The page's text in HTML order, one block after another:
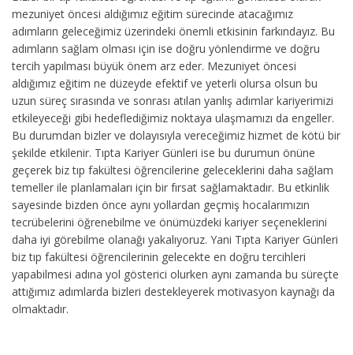
mezuniyet öncesi aldığımız eğitim sürecinde atacağımız
adımların geleceğimiz üzerindeki önemli etkisinin farkındayız. Bu
adımların sağlam olması için ise doğru yönlendirme ve doğru
tercih yapılması büyük önem arz eder. Mezuniyet öncesi
aldığımız eğitim ne düzeyde efektif ve yeterli olursa olsun bu
uzun süreç sırasında ve sonrası atılan yanlış adımlar kariyerimizi
etkileyeceği gibi hedeflediğimiz noktaya ulaşmamızı da engeller.
Bu durumdan bizler ve dolayısıyla vereceğimiz hizmet de kötü bir
şekilde etkilenir. Tıpta Kariyer Günleri ise bu durumun önüne
geçerek biz tıp fakültesi öğrencilerine geleceklerini daha sağlam
temeller ile planlamaları için bir fırsat sağlamaktadır. Bu etkinlik
sayesinde bizden önce aynı yollardan geçmiş hocalarımızın
tecrübelerini öğrenebilme ve önümüzdeki kariyer seçeneklerini
daha iyi görebilme olanağı yakalıyoruz. Yani Tıpta Kariyer Günleri
biz tıp fakültesi öğrencilerinin gelecekte en doğru tercihleri
yapabilmesi adına yol gösterici olurken aynı zamanda bu süreçte
attığımız adımlarda bizleri destekleyerek motivasyon kaynağı da
olmaktadır.